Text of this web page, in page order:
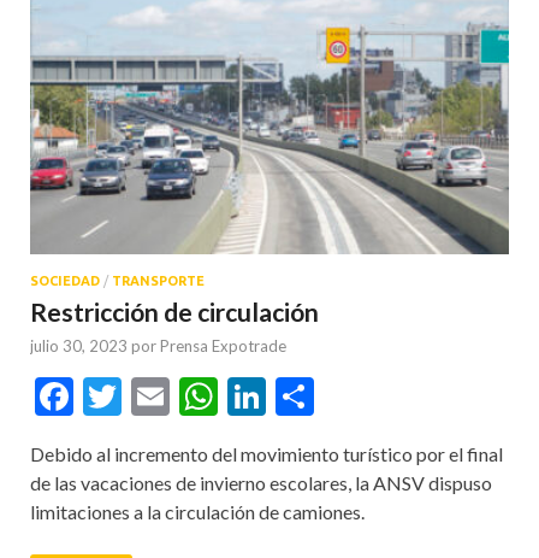
SOCIEDAD / TRANSPORTE
Restricción de circulación
julio 30, 2023 por Prensa Expotrade
Facebook
Twitter
EmailWhatsApp
LinkedIn
Debido al incremento del movimiento turístico por el final
de las vacaciones de invierno escolares, la ANSV dispuso
limitaciones a la circulación de camiones.